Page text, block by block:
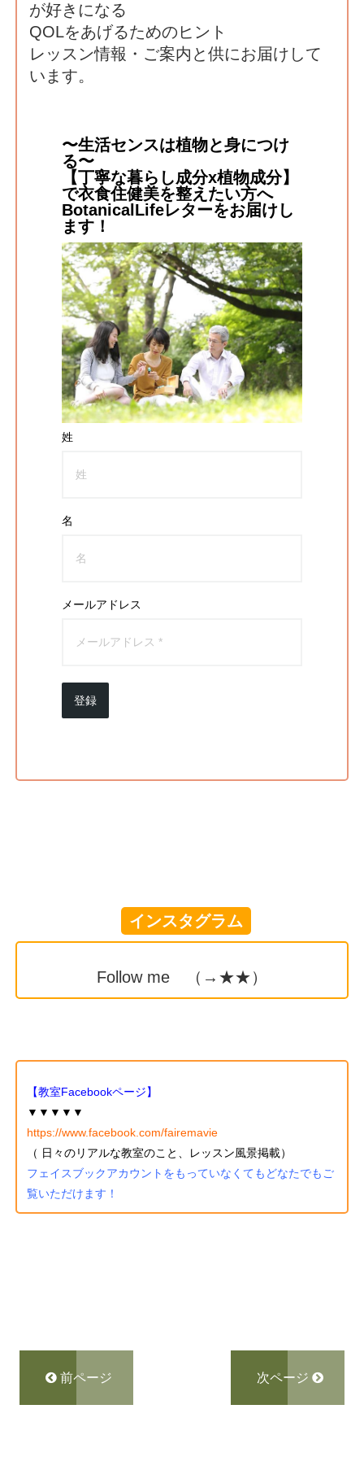
が好きになる
QOLをあげるためのヒント
レッスン情報・ご案内と供にお届けして
います。
〜生活センスは植物と身につけ
る〜
【丁寧な暮らし成分x植物成分】
で衣食住健美を整えたい方へ
BotanicalLifeレターをお届けし
ます！
姓
名
メールアドレス
登録
インスタグラム
Follow me （→ ★★）
【教室Facebookページ】
▼▼▼▼▼
https://www.facebook.com/fairemavie
（ 日々のリアルな教室のこと、レッスン風景掲載）
フェイスブックアカウントをもっていなくてもどなたでもご
覧いただけます！
前ページ 次ページ